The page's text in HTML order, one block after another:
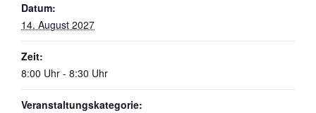
Datum:
14. August 2027
Zeit:
8:00 Uhr - 8:30 Uhr
Veranstaltungskategorie: